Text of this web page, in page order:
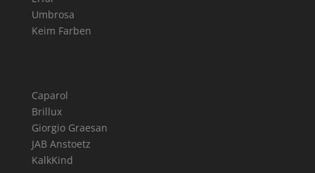
Umbrosa
Keim Farben
Caparol
Brillux
Giorgio Graesan
JAB Anstoetz
KalkKind